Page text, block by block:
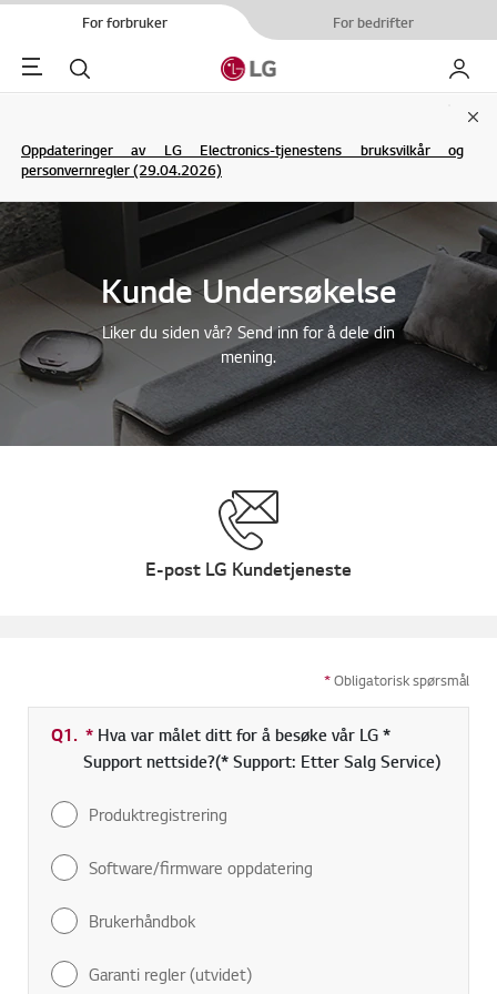
For forbruker For bedrifter
Menu Søk My LG
Oppdateringer av LG Electronics-tjenestens bruksvilkår og
personvernregler (29.04.2026)
Kunde Undersøkelse
Liker du siden vår? Send inn for å dele din
mening.
E-post LG Kundetjeneste
*Obligatorisk spørsmål
Q1. * Obligatorisk felt
Hva var målet ditt for å besøke vår LG *
Support nettside?(* Support: Etter Salg Service)
Produktregistrering
Software/firmware oppdatering
Brukerhåndbok
Garanti regler (utvidet)